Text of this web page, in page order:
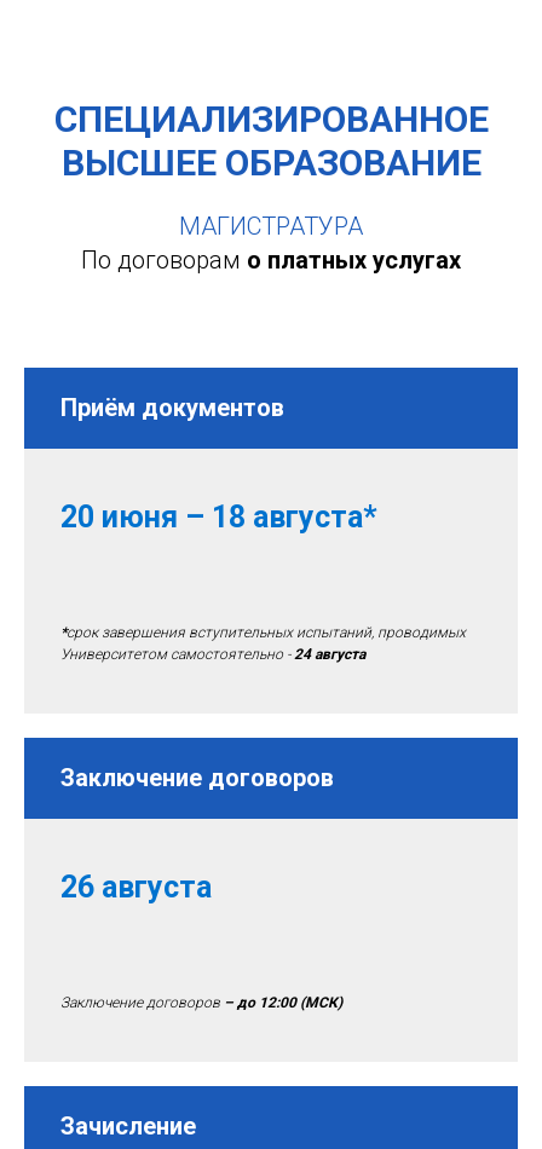
СПЕЦИАЛИЗИРОВАННОЕ
ВЫСШЕЕ ОБРАЗОВАНИЕ
МАГИСТРАТУРА
По договорам о платных услугах
Приём документов
20 июня – 18 августа*
*срок завершения вступительных испытаний, проводимых
Университетом самостоятельно -24 августа
Заключение договоров
26 августа
Заключение договоров – до 12:00 (МСК)
Зачисление